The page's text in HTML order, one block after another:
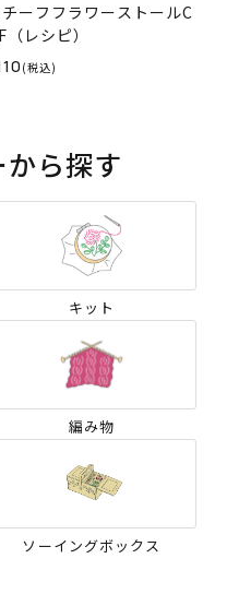
ーフフラワーストールC
（レシピ）
(税込)
ら探す
キット
編み物
ソーイングボックス